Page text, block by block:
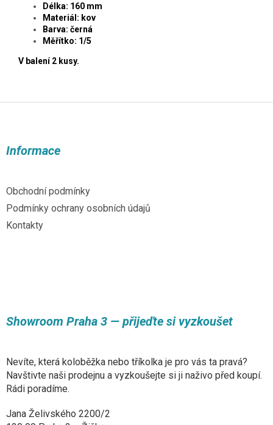
Délka: 160 mm
Materiál: kov
Barva: černá
Měřítko: 1/5
V balení 2 kusy.
Informace
Obchodní podmínky
Podmínky ochrany osobních údajů
Kontakty
Showroom Praha 3 — přijeďte si vyzkoušet
Nevíte, která koloběžka nebo tříkolka je pro vás ta pravá?
Navštivte naši prodejnu a vyzkoušejte si ji naživo před koupí.
Rádi poradíme.
Jana Želivského 2200/2